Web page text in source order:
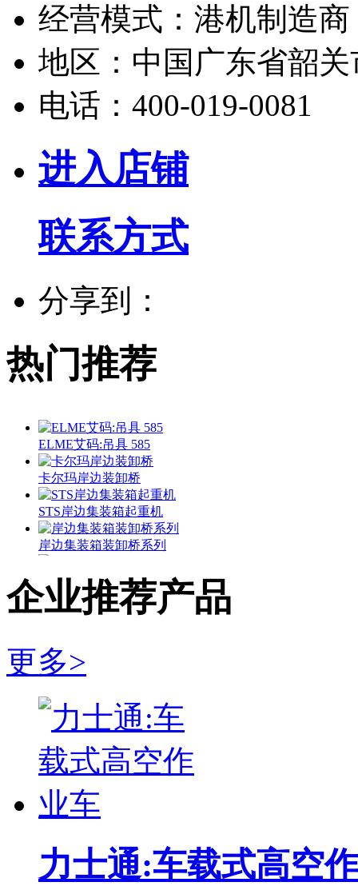
经营模式： 港机制造商
地区： 中国广东省韶关
电话： 400-019-0081
进入店铺
联系方式
分享到：
热门推荐
ELME艾码:吊具 585
卡尔玛岸边装卸桥
STS岸边集装箱起重机
岸边集装箱装卸桥系列
正面吊 SRSC45H
龙工:LG260EC8集装箱堆高机 LG260EC8
RTG轮胎式龙门起重机
中联重科集装箱正面吊运机 ZLJCRS45-5型集装箱正面吊
岸边集装箱起重机
上海鼎盛桥式抓斗卸船机
无锡新川:电动轮胎式起重机
安徽合力H2000系列CPCD70-W3型7吨柴油叉车
超低移动电动升降平台车
德国(MAFO)集装箱堆高机
企业推荐产品
更多>
力士通:车载式高空